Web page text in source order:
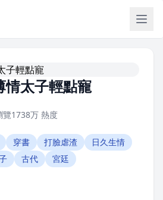
情太子輕點寵
覽1738万 熱度
穿書 打臉虐渣
日久生情
古代 宮廷